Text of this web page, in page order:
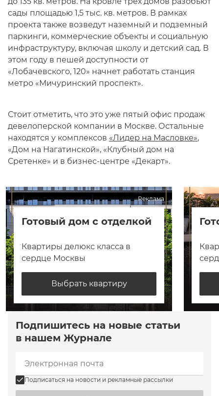
сады площадью 1,5 тыс. кв. метров. В рамках
проекта также возведут наземный и подземный
паркинги, коммерческие объекты и социальную
инфраструктуру, включая школу и детский сад. В
этом году в пешей доступности от
«Лобачевского, 120» начнет работать станция
метро «Мичуринский проспект».
Стоит отметить, что это уже пятый офис продаж
девелоперской компании в Москве. Остальные
находятся у комплексов «Лидер на Масловке»,
«Дом на Нагатинской», «Клубный дом на
Сретенке» и в бизнес-центре «Декарт».
Реклама
Готовый дом с отделкой
Квартиры делюкс класса в
сердце Москвы
Выбрать квартиру
Подпишитесь на новые статьи
в нашем Журнале
Подписаться на новости и рекламные рассылки